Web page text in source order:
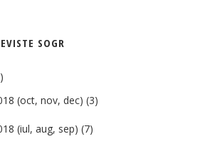
SOGR
(oct, nov, dec) (3)
(iul, aug, sep) (7)